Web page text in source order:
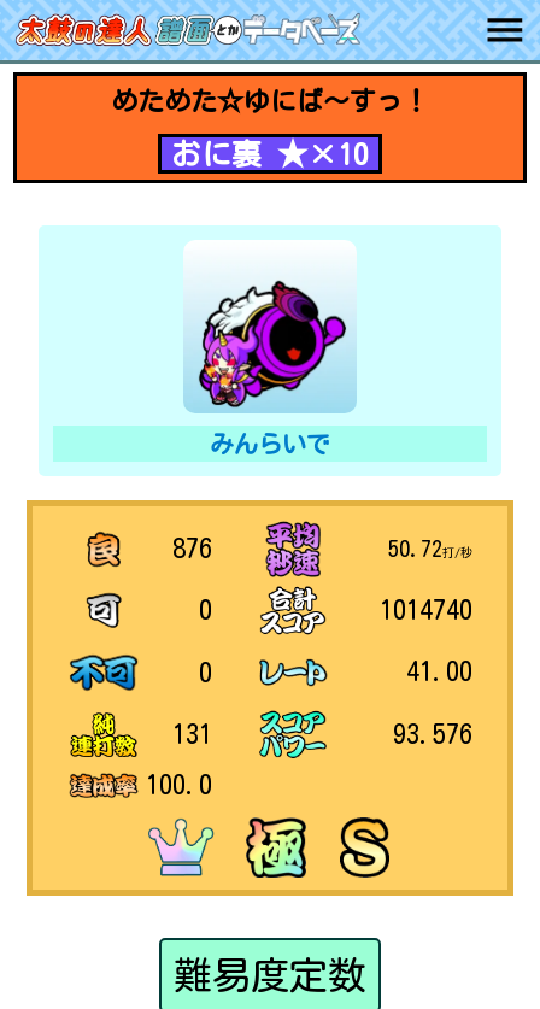
めためた☆ゆにば～すっ！
おに裏 ★×10
みんらいで
876
0
0
131
100.0
50.72打/秒
1014740
41.00
93.576
難易度定数